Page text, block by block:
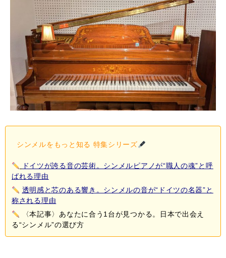
シンメルをもっと知る 特集シリーズ
ドイツが誇る音の芸術。シンメルピアノが“職人の魂”と呼
ばれる理由
透明感と芯のある響き。シンメルの音が“ドイツの名器”と
称される理由
〈本記事〉あなたに合う1台が見つかる。日本で出会え
る“シンメル”の選び方